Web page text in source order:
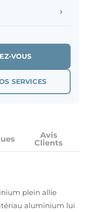
›
VOUS
SERVICES
Avis
Clients
plein allie
aluminium lui